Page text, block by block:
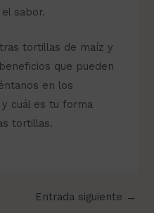
sabor.
tortillas de maíz y
que pueden
en los
cuál es tu forma
tortillas.
Entrada siguiente →